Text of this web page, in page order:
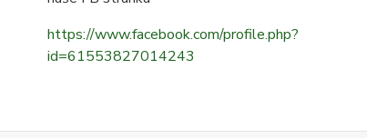
https://www.facebook.com/profile.php?
id=61553827014243